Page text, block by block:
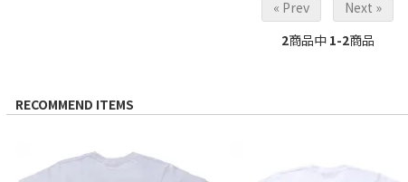
« Prev
Next »
2商品中 1-2商品
RECOMMEND ITEMS